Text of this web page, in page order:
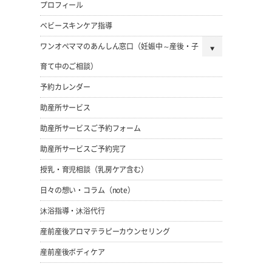
プロフィール
ベビースキンケア指導
ワンオペママのあんしん窓口（妊娠中～産後・子
育て中のご相談）
予約カレンダー
助産所サービス
助産所サービスご予約フォーム
助産所サービスご予約完了
授乳・育児相談（乳房ケア含む）
日々の想い・コラム（note）
沐浴指導・沐浴代行
産前産後アロマテラピーカウンセリング
産前産後ボディケア